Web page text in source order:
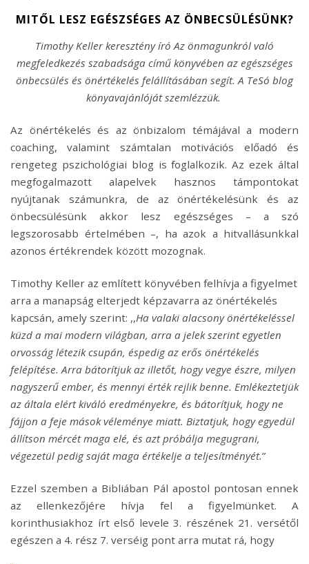
MITŐL LESZ EGÉSZSÉGES AZ ÖNBECSÜLÉSÜNK?
Timothy Keller keresztény író Az önmagunkról való
megfeledkezés szabadsága című könyvében az egészséges
önbecsülés és önértékelés felállításában segít. A TeSó blog
könyavajánlóját szemlézzük.
Az önértékelés és az önbizalom témájával a modern
coaching, valamint számtalan motivációs előadó és
rengeteg pszichológiai blog is foglalkozik. Az ezek által
megfogalmazott alapelvek hasznos támpontokat
nyújtanak számunkra, de az önértékelésünk és az
önbecsülésünk akkor lesz egészséges – a szó
legszorosabb értelmében –, ha azok a hitvallásunkkal
azonos értékrendek között mozognak.
Timothy Keller az említett könyvében felhívja a figyelmet
arra a manapság elterjedt képzavarra az önértékelés
kapcsán, amely szerint: ,,Ha valaki alacsony önértékeléssel
küzd a mai modern világban, arra a jelek szerint egyetlen
orvosság létezik csupán, éspedig az erős önértékelés
felépítése. Arra bátorítjuk az illetőt, hogy vegye észre, milyen
nagyszerű ember, és mennyi érték rejlik benne. Emlékeztetjük
az általa elért kiváló eredményekre, és bátorítjuk, hogy ne
fájjon a feje mások véleménye miatt. Biztatjuk, hogy egyedül
állítson mércét maga elé, és azt próbálja megugrani,
végezetül pedig saját maga értékelje a teljesítményét.”
Ezzel szemben a Bibliában Pál apostol pontosan ennek
az ellenkezőjére hívja fel a figyelmünket. A
korinthusiakhoz írt első levele 3. részének 21. versétől
egészen a 4. rész 7. verséig pont arra mutat rá, hogy